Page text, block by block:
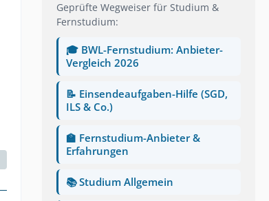
Geprüfte Wegweiser für Studium &
Fernstudium:
🎓 BWL-Fernstudium: Anbieter-
Vergleich 2026
📝 Einsendeaufgaben-Hilfe (SGD,
ILS & Co.)
🏫 Fernstudium-Anbieter &
Erfahrungen
📚 Studium Allgemein